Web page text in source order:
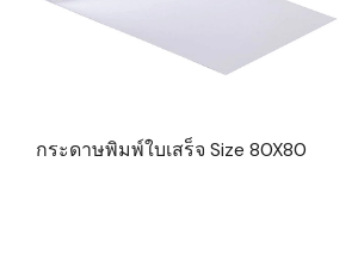
กระดาษพิมพ์ใบเสร็จ Size 80X80